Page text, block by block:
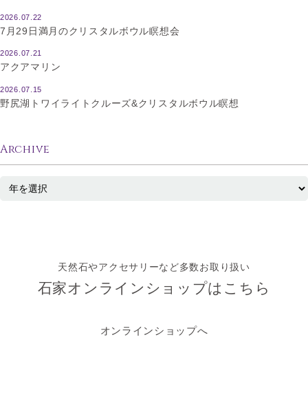
2026.07.22
7月29日満月のクリスタルボウル瞑想会
2026.07.21
アクアマリン
2026.07.15
野尻湖トワイライトクルーズ&クリスタルボウル瞑想
Archive
天然石やアクセサリーなど多数お取り扱い
石家オンラインショップはこちら
オンラインショップへ